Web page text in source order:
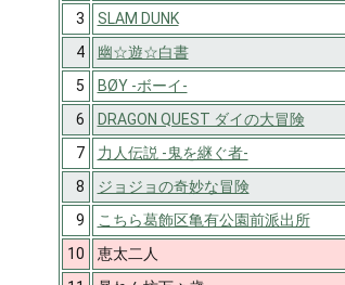
3
SLAM DUNK
4
幽☆遊☆白書
5
BØY -ボーイ-
6
DRAGON QUEST ダイの大冒険
7
力人伝説 -鬼を継ぐ者-
8
ジョジョの奇妙な冒険
9
こちら葛飾区亀有公園前派出所
10
恵太二人